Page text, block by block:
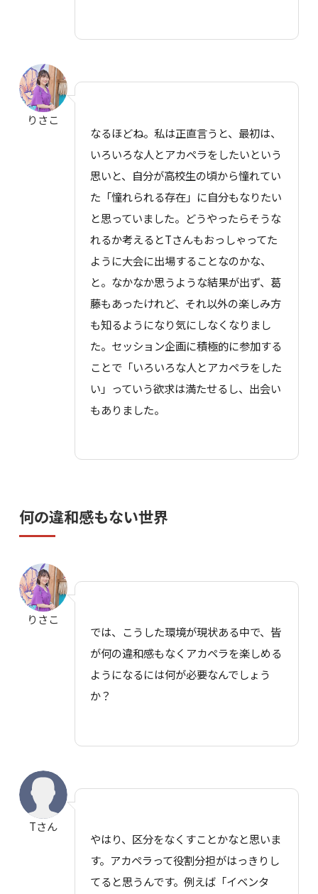
りさこ
なるほどね。私は正直言うと、最初は、
いろいろな人とアカペラをしたいという
思いと、自分が高校生の頃から憧れてい
た「憧れられる存在」に自分もなりたい
と思っていました。どうやったらそうな
れるか考えるとTさんもおっしゃってた
ように大会に出場することなのかな、
と。なかなか思うような結果が出ず、葛
藤もあったけれど、それ以外の楽しみ方
も知るようになり気にしなくなりまし
た。セッション企画に積極的に参加する
ことで「いろいろな人とアカペラをした
い」っていう欲求は満たせるし、出会い
もありました。
何の違和感もない世界
りさこ
では、こうした環境が現状ある中で、皆
が何の違和感もなくアカペラを楽しめる
ようになるには何が必要なんでしょう
か？
Tさん
やはり、区分をなくすことかなと思いま
す。アカペラって役割分担がはっきりし
てると思うんです。例えば「イベンタ